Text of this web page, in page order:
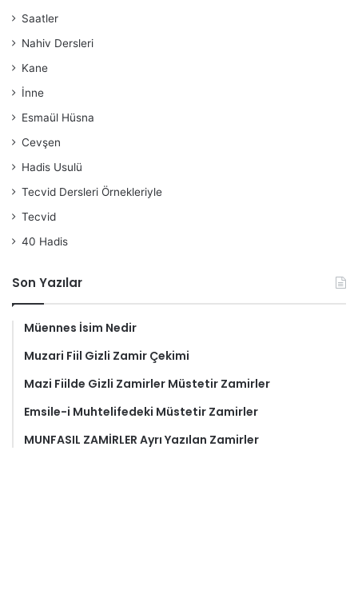
Saatler
Nahiv Dersleri
Kane
İnne
Esmaül Hüsna
Cevşen
Hadis Usulü
Tecvid Dersleri Örnekleriyle
Tecvid
40 Hadis
Son Yazılar
Müennes İsim Nedir
Muzari Fiil Gizli Zamir Çekimi
Mazi Fiilde Gizli Zamirler Müstetir Zamirler
Emsile-i Muhtelifedeki Müstetir Zamirler
MUNFASIL ZAMİRLER Ayrı Yazılan Zamirler